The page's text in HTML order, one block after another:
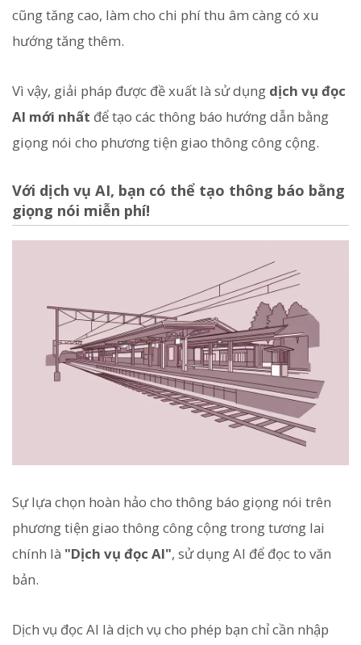
cũng tăng cao, làm cho chi phí thu âm càng có xu
hướng tăng thêm.
Vì vậy, giải pháp được đề xuất là sử dụng dịch vụ đọc
AI mới nhất để tạo các thông báo hướng dẫn bằng
giọng nói cho phương tiện giao thông công cộng.
Với dịch vụ AI, bạn có thể tạo thông báo bằng
giọng nói miễn phí!
Sự lựa chọn hoàn hảo cho thông báo giọng nói trên
phương tiện giao thông công cộng trong tương lai
chính là "Dịch vụ đọc AI", sử dụng AI để đọc to văn
bản.
Dịch vụ đọc AI là dịch vụ cho phép bạn chỉ cần nhập